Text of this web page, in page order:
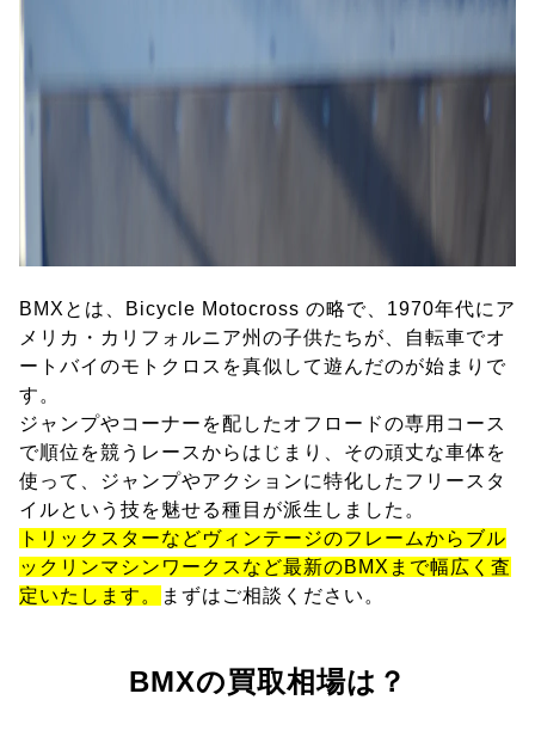
BMXとは、Bicycle Motocross の略で、1970年代にア
メリカ・カリフォルニア州の子供たちが、自転車でオ
ートバイのモトクロスを真似して遊んだのが始まりで
す。
ジャンプやコーナーを配したオフロードの専用コース
で順位を競うレースからはじまり、その頑丈な車体を
使って、ジャンプやアクションに特化したフリースタ
イルという技を魅せる種目が派生しました。
トリックスターなどヴィンテージのフレームからブル
ックリンマシンワークスなど最新のBMXまで幅広く査
定いたします。
まずはご相談ください。
BMXの買取相場は？